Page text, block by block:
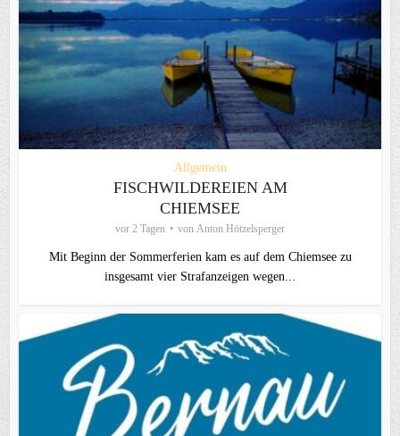
Allgemein
FISCHWILDEREIEN AM
CHIEMSEE
vor 2 Tagen von Anton Hötzelsperger
Mit Beginn der Sommerferien kam es auf dem Chiemsee zu
insgesamt vier Strafanzeigen wegen...